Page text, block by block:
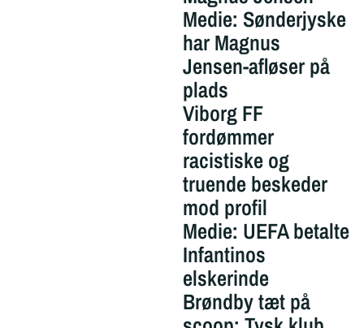
Medie: Sønderjyske
har Magnus
Jensen-afløser på
plads
Viborg FF
fordømmer
racistiske og
truende beskeder
mod profil
Medie: UEFA betalte
Infantinos
elskerinde
Brøndby tæt på